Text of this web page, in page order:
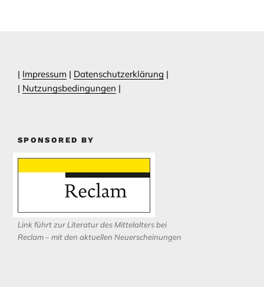
| Impressum | Datenschutzerklärung |
| Nutzungsbedingungen |
SPONSORED BY
Link führt zur Literatur des Mittelalters bei
Reclam – mit den aktuellen Neuerscheinungen